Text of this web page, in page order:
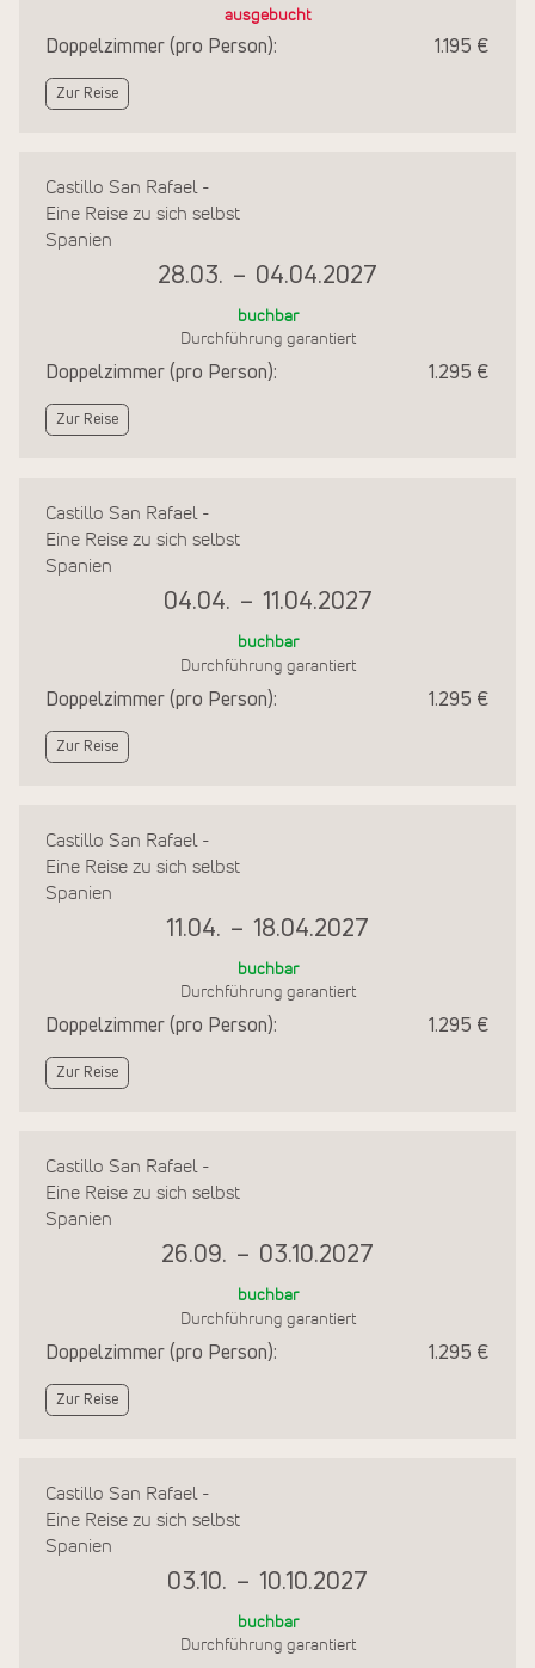
ausgebucht
Doppelzimmer (pro Person): 1.195 €
Zur Reise
Castillo San Rafael -
Eine Reise zu sich selbst
Spanien
28.03. – 04.04.2027
buchbar
Durchführung garantiert
Doppelzimmer (pro Person): 1.295 €
Zur Reise
Castillo San Rafael -
Eine Reise zu sich selbst
Spanien
04.04. – 11.04.2027
buchbar
Durchführung garantiert
Doppelzimmer (pro Person): 1.295 €
Zur Reise
Castillo San Rafael -
Eine Reise zu sich selbst
Spanien
11.04. – 18.04.2027
buchbar
Durchführung garantiert
Doppelzimmer (pro Person): 1.295 €
Zur Reise
Castillo San Rafael -
Eine Reise zu sich selbst
Spanien
26.09. – 03.10.2027
buchbar
Durchführung garantiert
Doppelzimmer (pro Person): 1.295 €
Zur Reise
Castillo San Rafael -
Eine Reise zu sich selbst
Spanien
03.10. – 10.10.2027
buchbar
Durchführung garantiert